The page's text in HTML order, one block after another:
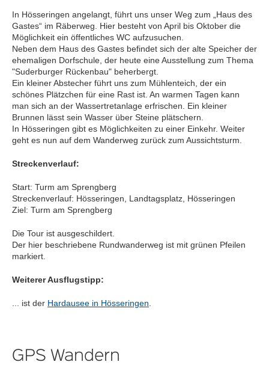
In Hösseringen angelangt, führt uns unser Weg zum „Haus des
Gastes“ im Räberweg. Hier besteht von April bis Oktober die
Möglichkeit ein öffentliches WC aufzusuchen.
Neben dem Haus des Gastes befindet sich der alte Speicher der
ehemaligen Dorfschule, der heute eine Ausstellung zum Thema
"Suderburger Rückenbau" beherbergt.
Ein kleiner Abstecher führt uns zum Mühlenteich, der ein
schönes Plätzchen für eine Rast ist. An warmen Tagen kann
man sich an der Wassertretanlage erfrischen. Ein kleiner
Brunnen lässt sein Wasser über Steine plätschern.
In Hösseringen gibt es Möglichkeiten zu einer Einkehr. Weiter
geht es nun auf dem Wanderweg zurück zum Aussichtsturm.
Streckenverlauf:
Start: Turm am Sprengberg
Streckenverlauf: Hösseringen, Landtagsplatz, Hösseringen
Ziel: Turm am Sprengberg
Die Tour ist ausgeschildert.
Der hier beschriebene Rundwanderweg ist mit grünen Pfeilen
markiert.
Weiterer Ausflugstipp:
... ist der Hardausee in Hösseringen
GPS Wandern